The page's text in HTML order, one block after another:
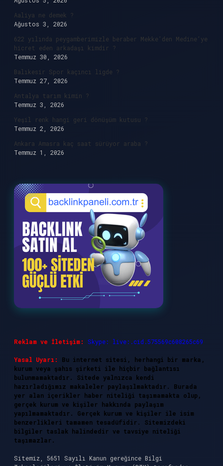
Aaliya ne demek ?
Ağustos 3, 2026
622 yılında peygamberimizle beraber Mekke’den Medine’ye
hicret eden arkadaşı kimdir ?
Temmuz 30, 2026
Balıkesir Spor kaçıncı ligde ?
Temmuz 27, 2026
Antalya tarım kimin ?
Temmuz 3, 2026
Yeşil renk hangi geri dönüşüm kutusu ?
Temmuz 2, 2026
Ankara Amasra kaç saat sürüyor araba ?
Temmuz 1, 2026
Reklam ve İletişim: Skype: live:.cid.575569c608265c69
Yasal Uyarı:
Bu internet sitesi, herhangi bir marka,
kurum veya şahıs şirketi ile hiçbir bağlantısı
bulunmamaktadır. Sitede yalnızca kendi
hazırladığımız makaleler paylaşılmaktadır. Burada
yer alan içerikler haber niteliği taşımamakta olup,
gerçek kurum ve kişiler hakkında paylaşım
yapılmamaktadır. Gerçek kurum ve kişiler ile isim
benzerlikleri tamamen tesadüfidir. Sitemizdeki
bilgiler taslak halindedir ve tavsiye niteliği
taşımazlar.
Sitemiz, 5651 Sayılı Kanun gereğince Bilgi